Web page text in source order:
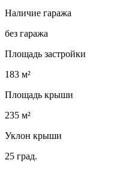
Наличие гаража
без гаража
Площадь застройки
183 м²
Площадь крыши
235 м²
Уклон крыши
25 град.